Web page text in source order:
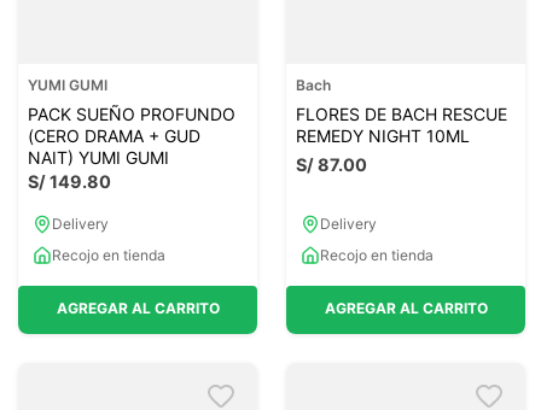
YUMI GUMI
PACK SUEÑO PROFUNDO
(CERO DRAMA + GUD
NAIT) YUMI GUMI
S/149.80
Delivery
Recojo en tienda
AGREGAR AL CARRITO
Bach
FLORES DE BACH RESCUE
REMEDY NIGHT 10ML
S/87.00
Delivery
Recojo en tienda
AGREGAR AL CARRITO